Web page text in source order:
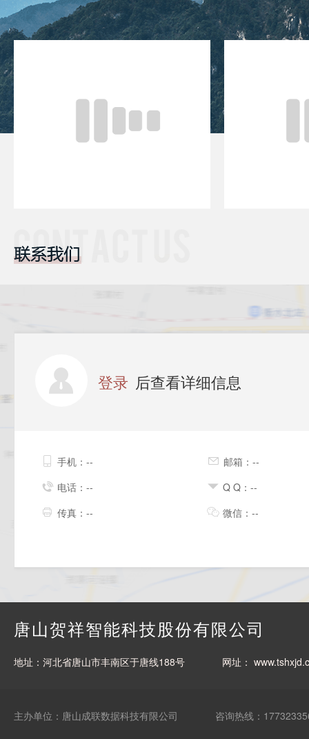
登录 后查看详细信息
手机：--
邮箱：--
电话：--
Q Q：--
传真：--
微信：--
唐山贺祥智能科技股份有限公司
地址：河北省唐山市丰南区于唐线188号 网址：
主办单位：唐山成联数据科技有限公司 咨询热线：